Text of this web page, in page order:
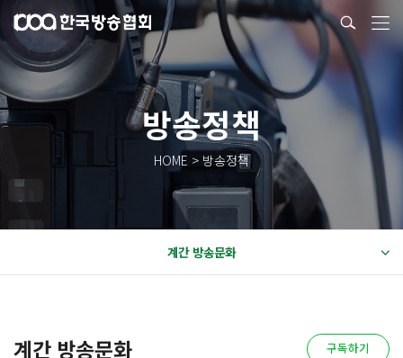
방송정책
HOME > 방송정책
계간 방송문화
계간 방송문화 구독하기